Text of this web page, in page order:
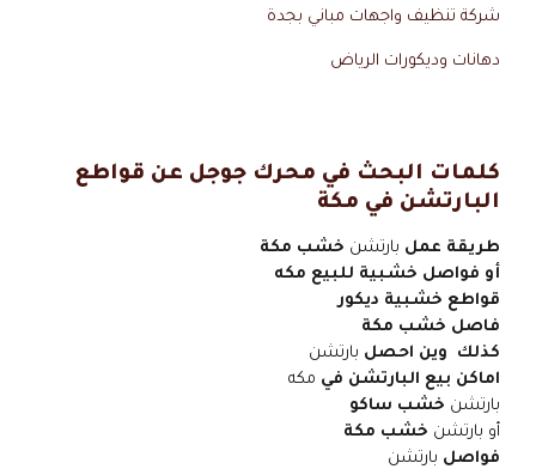
شركة تنظيف واجهات مباني بجدة
دهانات وديكورات الرياض
كلمات البحث في محرك جوجل عن قواطع
البارتشن في مكة
طريقة عمل بارتشن خشب مكة
أو فواصل خشبية للبيع مكه
قواطع خشبية ديكور
فاصل خشب مكة
كذلك وين احصل بارتشن
اماكن بيع البارتشن في مكه
بارتشن خشب ساكو
أو بارتشن خشب مكة
فواصل بارتشن